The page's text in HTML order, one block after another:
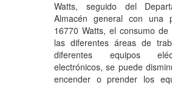
Watts, seguido del
Almacén general con una
16770 Watts, el consumo de
las diferentes áreas de
diferentes equipos
electrónicos, se puede
encender o prender los